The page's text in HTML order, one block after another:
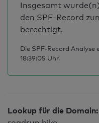
Insgesamt
den SPF-Record
berechtigt.
Die SPF-Record
18:39:05 Uhr.
Lookup für die Domain: